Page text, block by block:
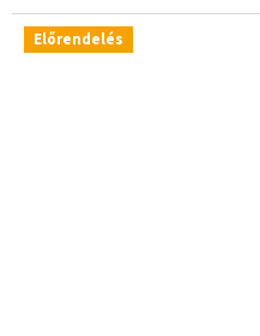
Előrendelés